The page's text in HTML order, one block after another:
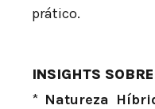
prático.
INSIGHTS
* Natureza